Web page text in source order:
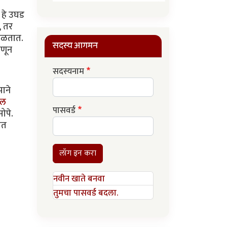
हे उघड
तर
सदस्य आगमन
सदस्यनाम
पासवर्ड
लॉग इन करा
नवीन खाते बनवा
तुमचा पासवर्ड बदला.